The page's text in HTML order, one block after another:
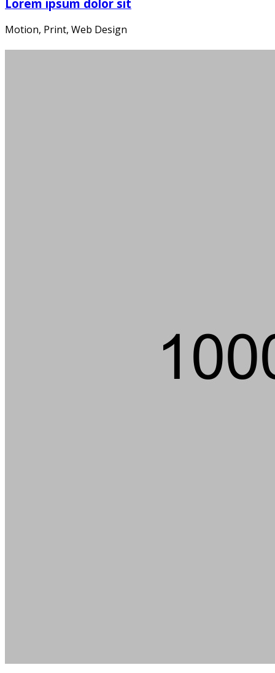
Lorem ipsum dolor sit
Motion, Print, Web Design